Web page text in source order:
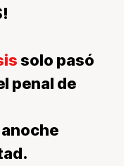
solo pasó
penal de